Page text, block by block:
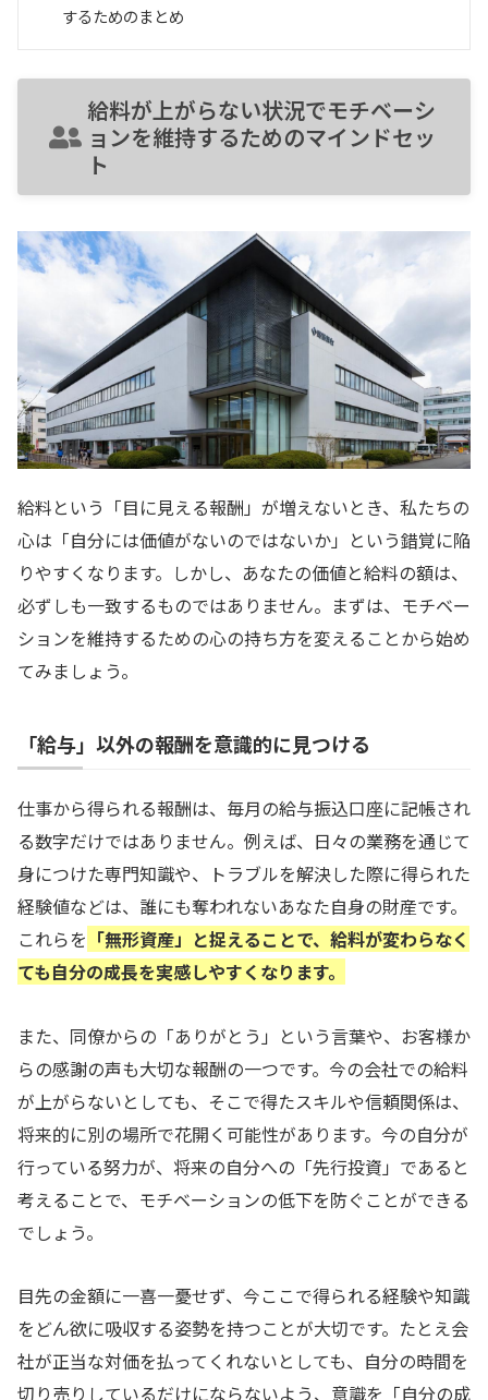
するためのまとめ
給料が上がらない状況でモチベーシ
ョンを維持するためのマインドセッ
ト
給料という「目に見える報酬」が増えないとき、私たちの
心は「自分には価値がないのではないか」という錯覚に陥
りやすくなります。しかし、あなたの価値と給料の額は、
必ずしも一致するものではありません。まずは、モチベー
ションを維持するための心の持ち方を変えることから始め
てみましょう。
「給与」以外の報酬を意識的に見つける
仕事から得られる報酬は、毎月の給与振込口座に記帳され
る数字だけではありません。例えば、日々の業務を通じて
身につけた専門知識や、トラブルを解決した際に得られた
経験値などは、誰にも奪われないあなた自身の財産です。
これらを 「無形資産」と捉えることで、給料が変わらなく
ても自分の成長を実感しやすくなります。
また、同僚からの「ありがとう」という言葉や、お客様か
らの感謝の声も大切な報酬の一つです。今の会社での給料
が上がらないとしても、そこで得たスキルや信頼関係は、
将来的に別の場所で花開く可能性があります。今の自分が
行っている努力が、将来の自分への「先行投資」であると
考えることで、モチベーションの低下を防ぐことができる
でしょう。
目先の金額に一喜一憂せず、今ここで得られる経験や知識
をどん欲に吸収する姿勢を持つことが大切です。たとえ会
社が正当な対価を払ってくれないとしても、自分の時間を
切り売りしているだけにならないよう、意識を「自分の成